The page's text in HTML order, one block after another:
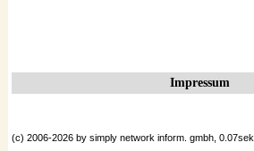
Impressum
(c) 2006-2026 by simply network inform. gmbh, 0.07sek